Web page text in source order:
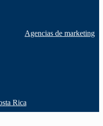
Agencias de marketing
Rica